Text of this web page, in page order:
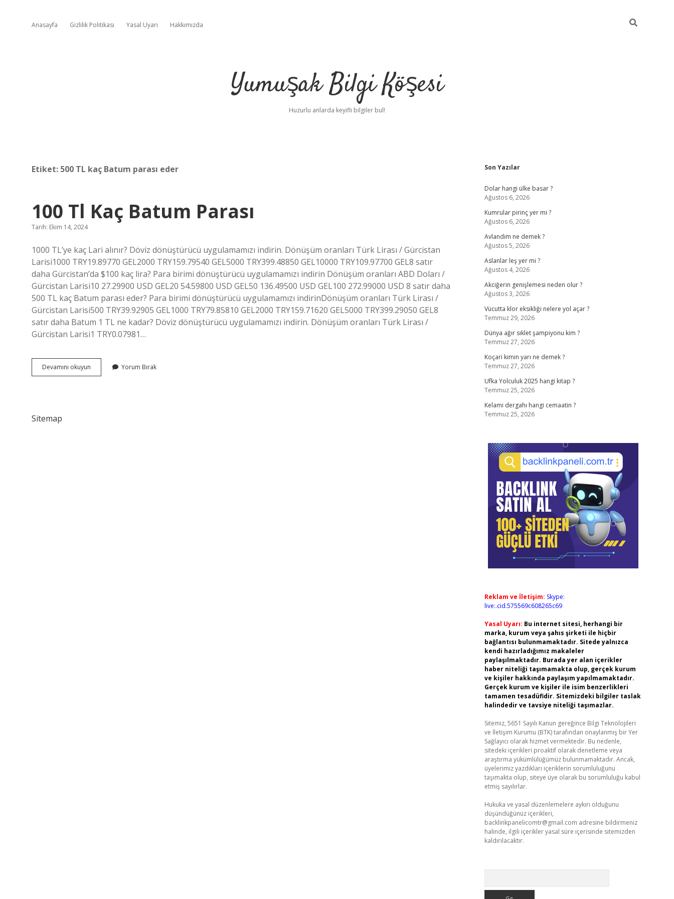
Anasayfa Gizlilik Politikası Yasal Uyarı Hakkımızda
Yumuşak Bilgi Köşesi
Huzurlu anlarda keyifli bilgiler bul!
Etiket: 500 TL kaç Batum parası eder
100 Tl Kaç Batum Parası
Tarih: Ekim 14, 2024
1000 TL’ye kaç Lari alınır? Döviz dönüştürücü uygulamamızı indirin. Dönüşüm oranları Türk Lirası / Gürcistan
Larisi1000 TRY19.89770 GEL2000 TRY159.79540 GEL5000 TRY399.48850 GEL10000 TRY109.97700 GEL8 satır
daha Gürcistan’da $100 kaç lira? Para birimi dönüştürücü uygulamamızı indirin Dönüşüm oranları ABD Doları /
Gürcistan Larisi10 27.29900 USD GEL20 54.59800 USD GEL50 136.49500 USD GEL100 272.99000 USD 8 satır daha
500 TL kaç Batum parası eder? Para birimi dönüştürücü uygulamamızı indirinDönüşüm oranları Türk Lirası /
Gürcistan Larisi500 TRY39.92905 GEL1000 TRY79.85810 GEL2000 TRY159.71620 GEL5000 TRY399.29050 GEL8
satır daha Batum 1 TL ne kadar? Döviz dönüştürücü uygulamamızı indirin. Dönüşüm oranları Türk Lirası /
Gürcistan Larisi1 TRY0.07981…
Devamını okuyun
Tl
Yorum Bırak
Sitemap
Sidebar
Son Yazılar
Dolar hangi ülke basar ?
Ağustos 6, 2026
Kumrular pirinç yer mi ?
Ağustos 6, 2026
Avlandım ne demek ?
Ağustos 5, 2026
Aslanlar leş yer mi ?
Ağustos 4, 2026
Akciğerin genişlemesi neden olur ?
Ağustos 3, 2026
Vücutta klor eksikliği nelere yol açar ?
Temmuz 29, 2026
Dünya ağır sıklet şampiyonu kim ?
Temmuz 27, 2026
Koçari kimin yarı ne demek ?
Temmuz 27, 2026
Ufka Yolculuk 2025 hangi kitap ?
Temmuz 25, 2026
Kelami dergahı hangi cemaatin ?
Temmuz 25, 2026
Reklam ve İletişim: Skype:
live:.cid.575569c608265c69
Yasal Uyarı: Bu internet sitesi, herhangi bir
marka, kurum veya şahıs şirketi ile hiçbir
bağlantısı bulunmamaktadır. Sitede yalnızca
kendi hazırladığımız makaleler
paylaşılmaktadır. Burada yer alan içerikler
haber niteliği taşımamakta olup, gerçek kurum
ve kişiler hakkında paylaşım yapılmamaktadır.
Gerçek kurum ve kişiler ile isim benzerlikleri
tamamen tesadüfidir. Sitemizdeki bilgiler taslak
halindedir ve tavsiye niteliği taşımazlar.
Sitemiz, 5651 Sayılı Kanun gereğince Bilgi Teknolojileri
ve İletişim Kurumu (BTK) tarafından onaylanmış bir Yer
Sağlayıcı olarak hizmet vermektedir. Bu nedenle,
sitedeki içerikleri proaktif olarak denetleme veya
araştırma yükümlülüğümüz bulunmamaktadır. Ancak,
üyelerimiz yazdıkları içeriklerin sorumluluğunu
taşımakta olup, siteye üye olarak bu sorumluluğu kabul
etmiş sayılırlar.
Hukuka ve yasal düzenlemelere aykırı olduğunu
düşündüğünüz içerikleri,
backlinkpanelicomtr@gmail.com adresine bildirmeniz
halinde, ilgili içerikler yasal süre içerisinde sitemizden
kaldırılacaktır.